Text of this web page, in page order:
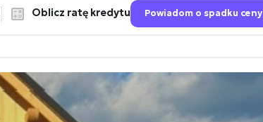
Oblicz ratę kredytu Powiadom o spadku ceny